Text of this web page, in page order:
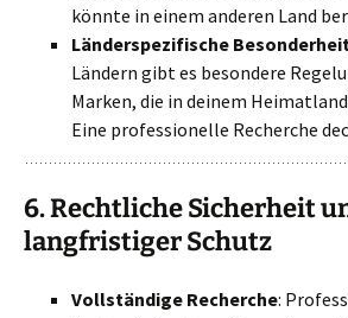
könnte in einem anderen Land
Länderspezifische
Ländern gibt es besondere
Marken, die in deinem
Eine professionelle Recherche
6.Rechtliche Sicherheit
langfristiger Schutz
Vollständige Recherche: